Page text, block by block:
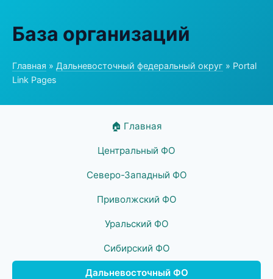
База организаций
Главная » Дальневосточный федеральный округ » Portal
Link Pages
🏠 Главная
Центральный ФО
Северо-Западный ФО
Приволжский ФО
Уральский ФО
Сибирский ФО
Дальневосточный ФО